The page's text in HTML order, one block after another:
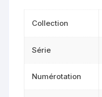
Collection
Série
Numérotation